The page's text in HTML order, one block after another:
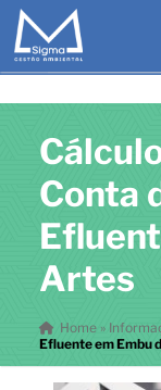
Conta
Artes
Home»
Efluente em Embu